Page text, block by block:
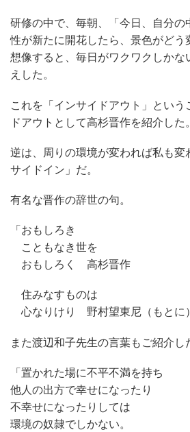
研修の中で、毎朝、「今日、自分の
性が新たに開花したら、景色がどう
想像すると、毎日がワクワクしかな
えした。
これを「インサイドアウト」という
ドアウトとして高杉晋作を紹介した。
逆は、周りの環境が変われば私も変
サイドイン」だ。
有名な晋作の辞世の句。
「おもしろき
こともなき世を
おもしろく 高杉晋作
住みなすものは
心なりけり 野村望東尼（もとに
また渡辺和子先生の言葉もご紹介し
「置かれた場に不平不満を持ち
他人の出方で幸せになったり
不幸せになったりしては
環境の奴隷でしかない。